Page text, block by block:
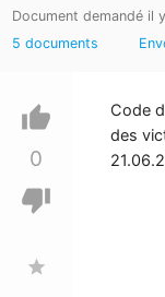
Document demandé il
5 documents
thumb_up
0
thumb_down
star
Code
des